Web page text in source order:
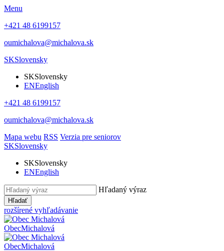
Menu
+421 48 6199157
oumichalova@michalova.sk
SKSlovensky
SKSlovensky
ENEnglish
+421 48 6199157
oumichalova@michalova.sk
Mapa webu RSS Verzia pre seniorov
SKSlovensky
SKSlovensky
ENEnglish
Hľadaný výraz
Hľadať
rozšírené vyhľadávanie
ObecMichalová
ObecMichalová